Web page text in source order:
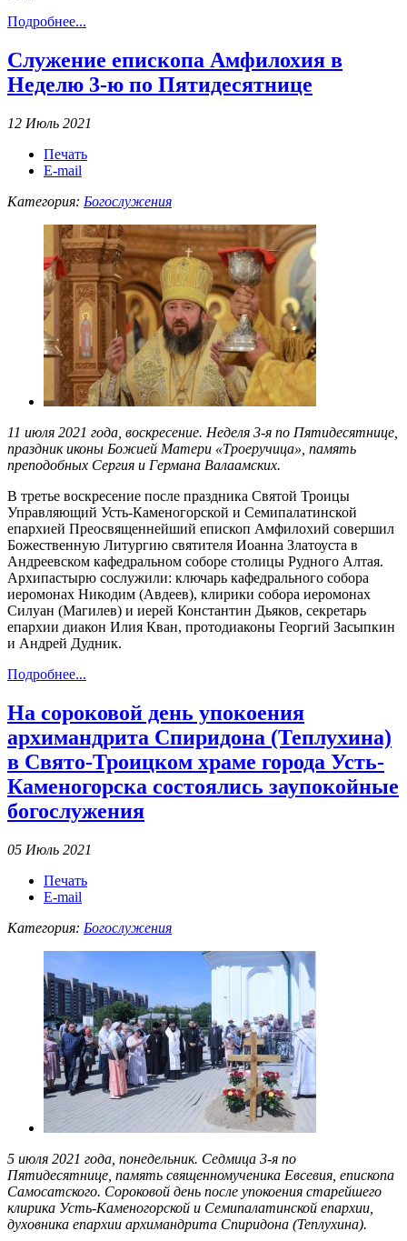
Подробнее...
Служение епископа Амфилохия в
Неделю 3-ю по Пятидесятнице
12 Июль 2021
Печать
E-mail
Категория: Богослужения
11 июля 2021 года, воскресение. Неделя 3-я по Пятидесятнице,
праздник иконы Божией Матери «Троеручица», память
преподобных Сергия и Германа Валаамских.
В третье воскресение после праздника Святой Троицы
Управляющий Усть-Каменогорской и Семипалатинской
епархией Преосвященнейший епископ Амфилохий совершил
Божественную Литургию святителя Иоанна Златоуста в
Андреевском кафедральном соборе столицы Рудного Алтая.
Архипастырю сослужили: ключарь кафедрального собора
иеромонах Никодим (Авдеев), клирики собора иеромонах
Силуан (Магилев) и иерей Константин Дьяков, секретарь
епархии диакон Илия Кван, протодиаконы Георгий Засыпкин
и Андрей Дудник.
Подробнее...
На сороковой день упокоения
архимандрита Спиридона (Теплухина)
в Свято-Троицком храме города Усть-
Каменогорска состоялись заупокойные
богослужения
05 Июль 2021
Печать
E-mail
Категория: Богослужения
5 июля 2021 года, понедельник. Седмица 3-я по
Пятидесятнице, память священномученика Евсевия, епископа
Самосатского. Сороковой день после упокоения старейшего
клирика Усть-Каменогорской и Семипалатинской епархии,
духовника епархии архимандрита Спиридона (Теплухина).